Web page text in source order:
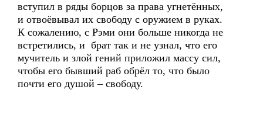
вступил в ряды борцов за права угнетённых,
и отвоёвывал их свободу с оружием в руках.
К сожалению, с Рэми они больше никогда не
встретились, и брат так и не узнал, что его
мучитель и злой гений приложил массу сил,
чтобы его бывший раб обрёл то, что было
почти его душой – свободу.